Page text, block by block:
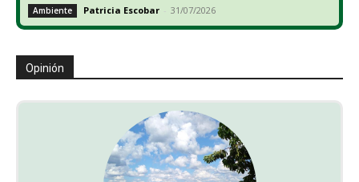
Ambiente Patricia Escobar - 31/07/2026
Opinión